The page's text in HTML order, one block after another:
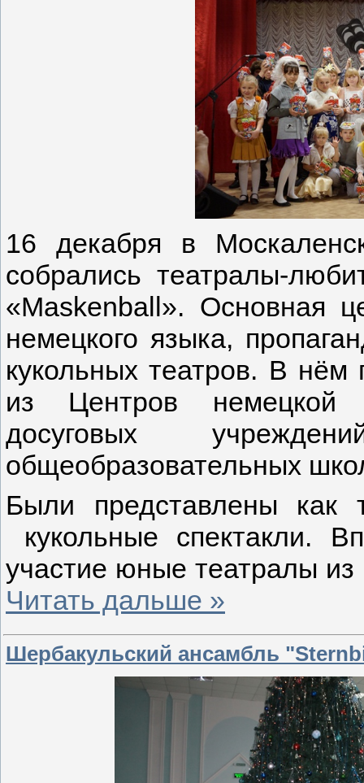
16 декабря в
собрались театралы-
«Maskenball». Основная
немецкого языка,
кукольных театров. В нём
из Центров немецкой
досуговых
общеобразовательных
Были представлены как
кукольные спектакли.
участие юные театралы
Читать дальше »
Шербакульский ансамбль